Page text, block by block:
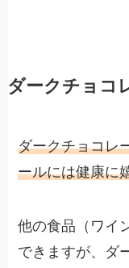
ダークチョコ
ダークチョコレ
ールには健康に
他の食品（ワイ
できますが、ダ